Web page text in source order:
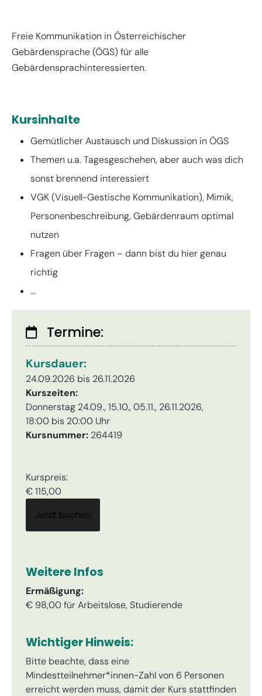
Freie Kommunikation in Österreichischer
Gebärdensprache (ÖGS) für alle
Gebärdensprachinteressierten.
Kursinhalte
Gemütlicher Austausch und Diskussion in ÖGS
Themen u.a. Tagesgeschehen, aber auch was dich
sonst brennend interessiert
VGK (Visuell-Gestische Kommunikation), Mimik,
Personenbeschreibung, Gebärdenraum optimal
nutzen
Fragen über Fragen – dann bist du hier genau
richtig
…
Termine:
Kursdauer:
24.09.2026 bis 26.11.2026
Kurszeiten:
Donnerstag 24.09., 15.10., 05.11., 26.11.2026,
18:00 bis 20:00 Uhr
Kursnummer: 264419
Kurspreis:
€ 115,00
Jetzt buchen
Weitere Infos
Ermäßigung:
€ 98,00 für Arbeitslose, Studierende
Wichtiger Hinweis:
Bitte beachte, dass eine
Mindestteilnehmer*innen-Zahl von 6 Personen
erreicht werden muss, damit der Kurs stattfinden